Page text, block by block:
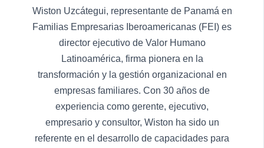
Wiston Uzcátegui, representante de Panamá en
Familias Empresarias Iberoamericanas (FEI) es
director ejecutivo de Valor Humano
Latinoamérica, firma pionera en la
transformación y la gestión organizacional en
empresas familiares. Con 30 años de
experiencia como gerente, ejecutivo,
empresario y consultor, Wiston ha sido un
referente en el desarrollo de capacidades para